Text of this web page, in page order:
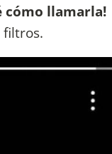
cómo llamarla!
filtros.